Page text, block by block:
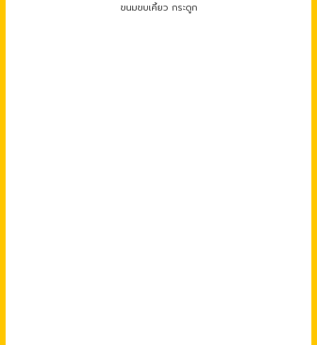
ขนมขบเคี้ยว กระดูก